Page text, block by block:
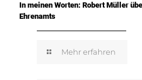
In meinen Worten: Robert Müller
Ehrenamts
Mehr erfahren